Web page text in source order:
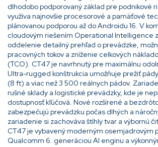
dlhodobo podporovaný základ pre podnikové
využíva najnovšie procesorové a pamäťové
plánovanou podporou až do Androidu 16. V
cloudovým riešením Operational Intelligence
oddelenie detailný prehľad o prevádzke,
pracovných tokov a zníženie celkových
(TCO). CT47 je navrhnutý pre maximálnu
Ultra-rugged konštrukcia umožňuje prežiť
(8 ft) a viac než 3 500 reálnych pádov.
rušné sklady a logistické prevádzky, kde je
dostupnosť kľúčová. Nové rozšírené a
zabezpečujú prevádzku počas dlhých a
zariadenie si zachováva štíhly tvar a výbornú
CT47 je vybavený moderným osemjadrovým
Qualcomm 6. generáciou AI enginu a